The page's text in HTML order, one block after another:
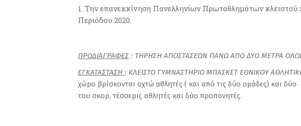
Την επανεκκίνηση Πανελληνίων Πρωταθλημάτων
Περιόδου 2020.
ΠΡΟΔΙΑΓΡΑΦΕΣ : ΤΗΡΗΣΗ ΑΠΟΣΤΑΣΕΩΝ ΠΑΝΩ ΑΠΟ ΔΥΟ ΜΕΤΡΑ
ΕΓΚΑΤΑΣΤΑΣΗ : ΚΛΕΙΣΤΟ ΓΥΜΝΑΣΤΗΡΙΟ ΜΠΑΣΚΕΤ ΕΘΝΙΚΟΥ
χώρο βρίσκονται οχτώ αθλητές ( και από τις δύο ομάδες) και
του σκορ, τέσσερις αθλητές και δύο προπονητές.